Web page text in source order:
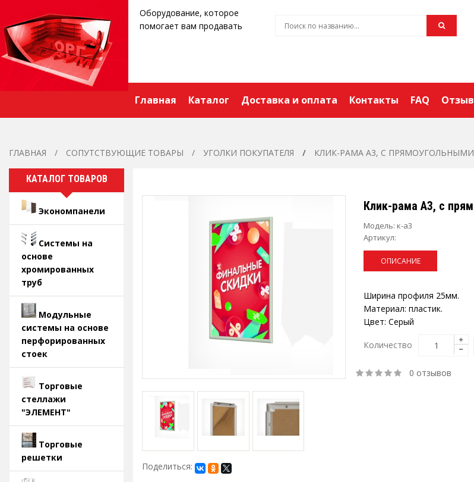
Оборудование, которое
помогает вам продавать
Главная Каталог Доставка и оплата Контакты FAQ
ГЛАВНАЯ СОПУТСТВУЮЩИЕ ТОВАРЫ УГОЛКИ ПОКУПАТЕЛЯ КЛИК-РАМА А3, С
КАТАЛОГ ТОВАРОВ
Экономпанели
Системы на
основе
хромированных
труб
Модульные
системы на основе
перфорированных
стоек
Торговые
стеллажи
"ЭЛЕМЕНТ"
Торговые
решетки
Клик-рама А3, с
Модель: к-а3
Артикул:
ОПИСАНИЕ
Ширина профиля 25мм.
Материал: пластик.
Цвет: Серый
Количество
0 отзывов
Поделиться: